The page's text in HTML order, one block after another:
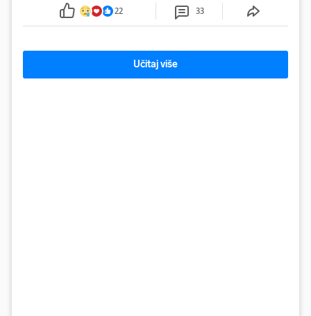
tamošnji liječnici ne vjeruju u oporavak: 'Imamo
22 33
Učitaj više